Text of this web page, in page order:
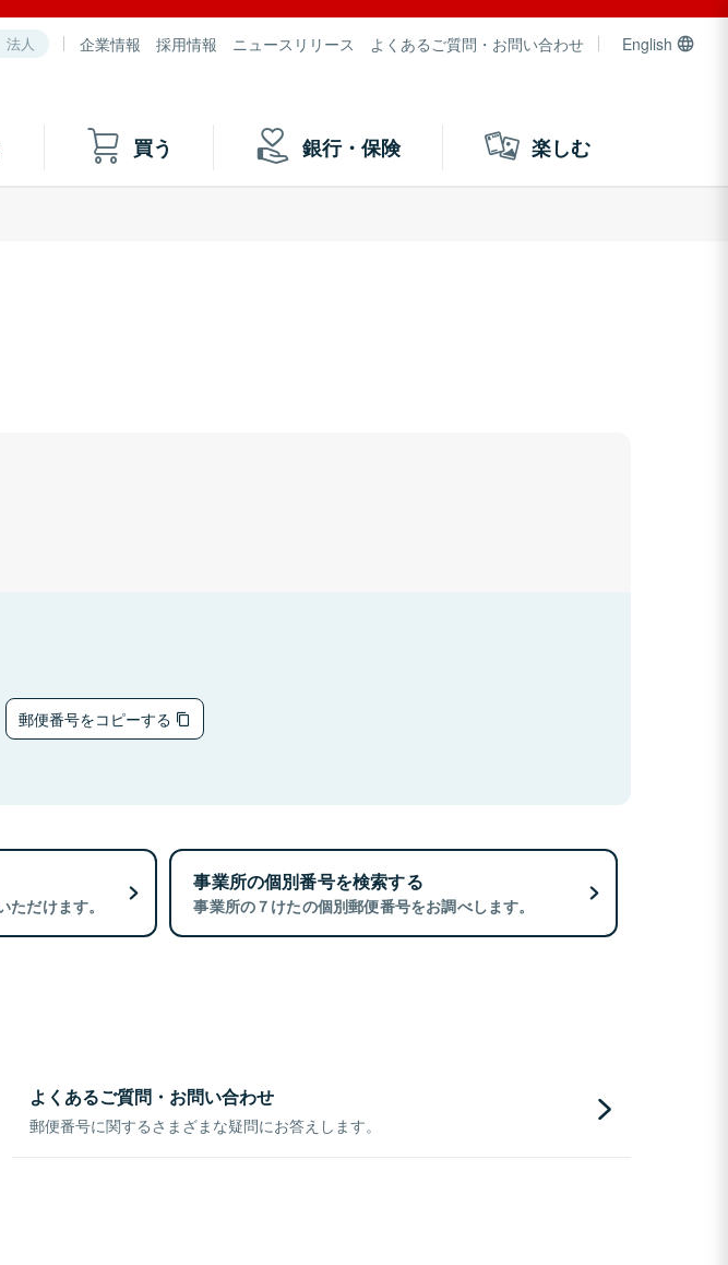
法人 企業情報 採用情報 ニュースリリース よくあるご質問・お問い合わせ English
買う 銀行・保険 楽しむ
郵便番号をコピーする
だけます。
事業所の個別番号を検索する
事業所の７けたの個別郵便番号をお調べします。
よくあるご質問・お問い合わせ
郵便番号に関するさまざまな疑問にお答えします。